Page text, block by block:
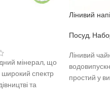
мінерал, що
широкий спектр
та
Лінивий
Посуд,
Лінивий
простий у